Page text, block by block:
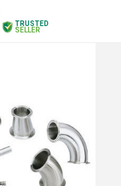
TRUSTED
SELLER